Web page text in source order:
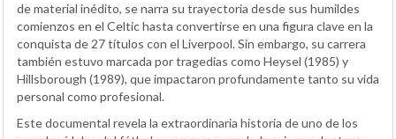
de material inédito, se narra su trayectoria desde sus humildes
comienzos en el Celtic hasta convertirse en una figura clave en la
conquista de 27 títulos con el Liverpool. Sin embargo, su carrera
también estuvo marcada por tragedias como Heysel (1985) y
Hillsborough (1989), que impactaron profundamente tanto su vida
personal como profesional.
Este documental revela la extraordinaria historia de uno de los